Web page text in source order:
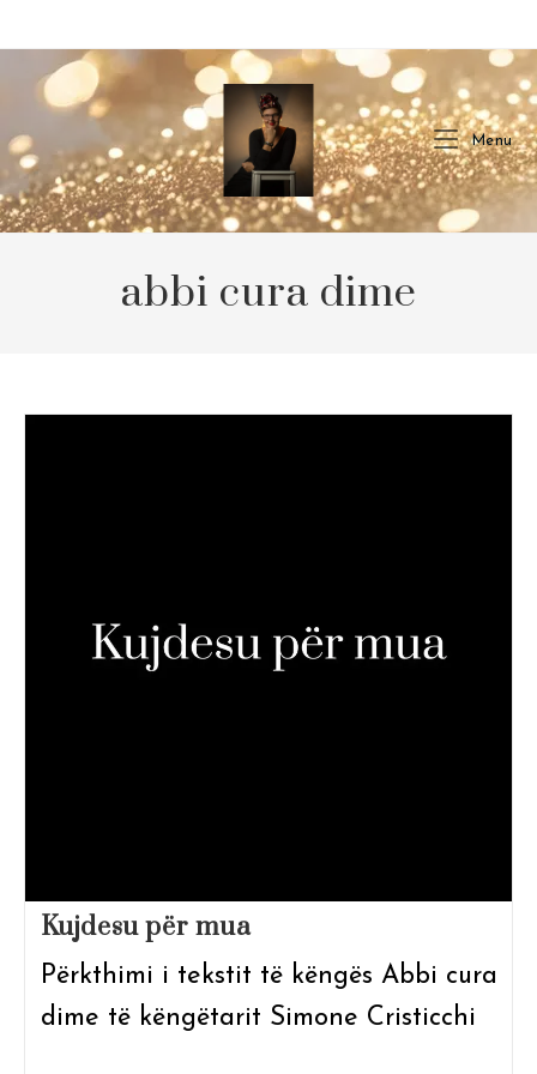
content
Menu
abbi cura dime
Kujdesu për mua
Përkthimi i tekstit të këngës Abbi cura
dime të këngëtarit Simone Cristicchi